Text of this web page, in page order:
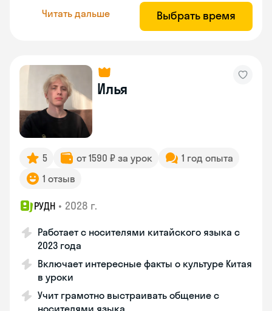
Читать дальше Выбрать время
Илья
5 от 1590 ₽ за урок
1 год опыта
1 отзыв
РУДН • 2028 г.
Работает с носителями китайского языка с
2023 года
Включает интересные факты о культуре Китая
в уроки
Учит грамотно выстраивать общение с
носителями языка